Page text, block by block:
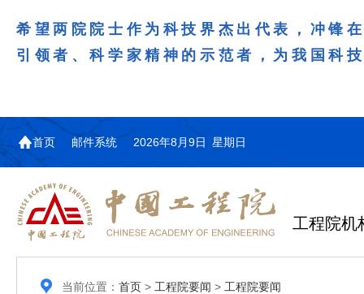
希望两院院士作为科技界杰出代表，冲锋
引领者、科学家精神的示范者，为我国科
首页 邮件系统 2026年8月9日 星期日
工程院机
当前位置： 首页> 工程院要闻 > 工程院要闻